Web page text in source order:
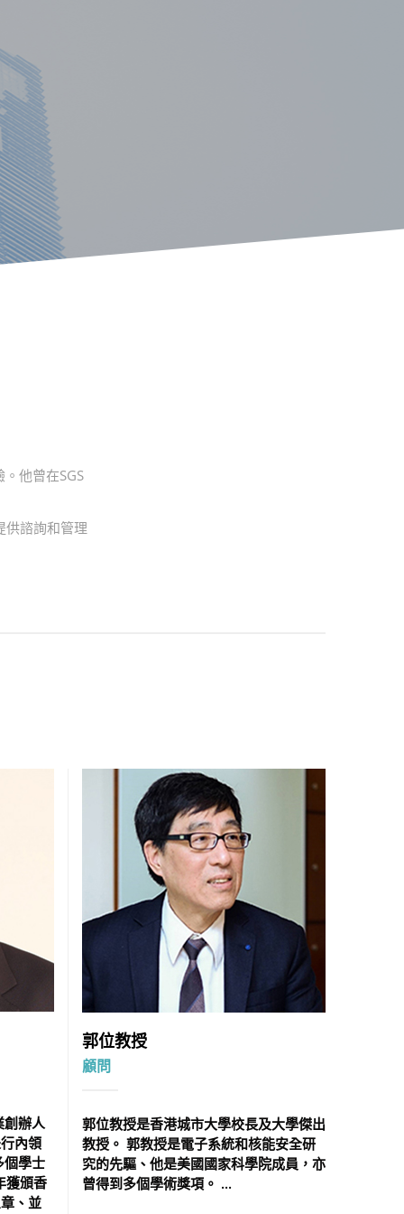
他曾在SGS
供諮詢和管理
創辦人
內領
個學士
獲頒香
、並
郭位教授
顧問
郭位教授是香港城市大學校長及大學傑出
教授。 郭教授是電子系統和核能安全研
究的先驅、他是美國國家科學院成員，亦
曾得到多個學術獎項。 ...